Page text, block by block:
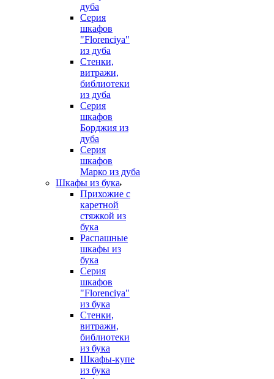
дуба
Серия
шкафов
"Florenciya"
из дуба
Стенки,
витражи,
библиотеки
из дуба
Серия
шкафов
Борджия из
дуба
Серия
шкафов
Марко из дуба
Шкафы из бука
Прихожие с
каретной
стяжкой из
бука
Распашные
шкафы из
бука
Серия
шкафов
"Florenciya"
из бука
Стенки,
витражи,
библиотеки
из бука
Шкафы-купе
из бука